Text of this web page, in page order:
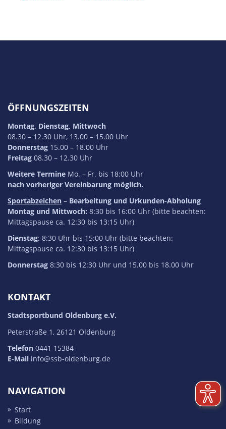
ÖFFNUNGSZEITEN
Montag, Dienstag, Mittwoch
08.30 – 12.30 Uhr, 13.00 – 15.00 Uhr
Donnerstag 15.00 – 18.00 Uhr
Freitag 08.30 – 12.30 Uhr
Weitere Termine Mo. – Fr. bis 18:00 Uhr
nach vorheriger Vereinbarung möglich.
Sportabzeichen – Bearbeitung und Urkunden-Abholung
Montag und Mittwoch: 8:30 bis 16:00 Uhr (bitte beachten:
Mittagspause ca. 12:30 bis 13:15 Uhr)
Dienstag: 8:30 Uhr bis 15:00 Uhr (bitte beachten:
Mittagspause ca. 12:30 bis 13:15 Uhr)
Donnerstag 8:30 bis 12:30 Uhr und 15.00 bis 18.00 Uhr
KONTAKT
Stadtsportbund Oldenburg e.V.
Peterstraße 1, 26121 Oldenburg
Telefon 0441 15384
E-Mail info@ssb-oldenburg.de
NAVIGATION
Start
Bildung